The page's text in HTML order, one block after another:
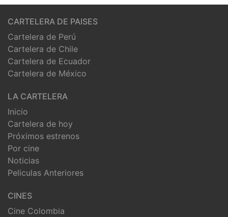
CARTELERA DE PAISES
Cartelera de Perú
Cartelera de Chile
Cartelera de Ecuador
Cartelera de México
LA CARTELERA
Inicio
Cartelera de hoy
Próximos estrenos
Por cine
Noticias
Peliculas Anteriores
CINES
Cine Colombia